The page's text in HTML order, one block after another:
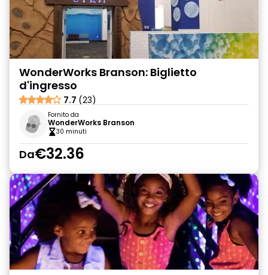
WonderWorks Branson: Biglietto
d'ingresso
7.7 (23)
Fornito da
WonderWorks Branson
30 minuti
Da€32.36